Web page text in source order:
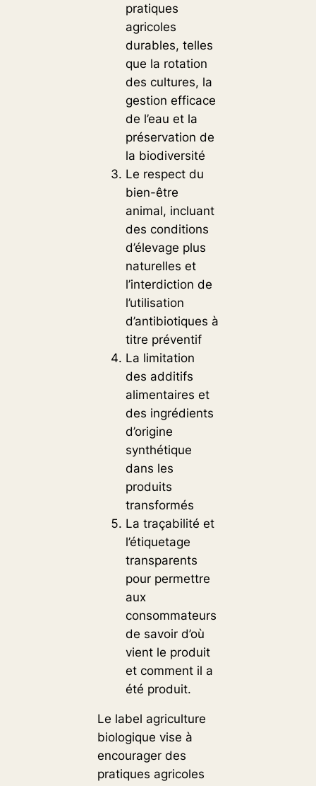
pratiques
agricoles
durables, telles
que la rotation
des cultures, la
gestion efficace
de l’eau et la
préservation de
la biodiversité
Le respect du
bien-être
animal, incluant
des conditions
d’élevage plus
naturelles et
l’interdiction de
l’utilisation
d’antibiotiques à
titre préventif
La limitation
des additifs
alimentaires et
des ingrédients
d’origine
synthétique
dans les
produits
transformés
La traçabilité et
l’étiquetage
transparents
pour permettre
aux
consommateurs
de savoir d’où
vient le produit
et comment il a
été produit.
Le label agriculture
biologique vise à
encourager des
pratiques agricoles